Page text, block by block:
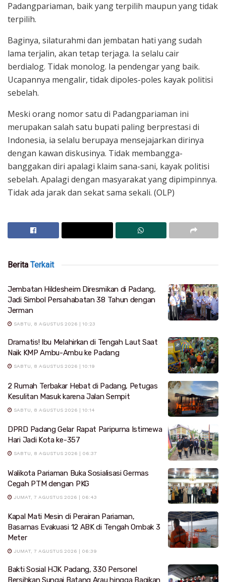
Padangpariaman, baik yang terpilih maupun yang tidak
terpilih.
Baginya, silaturahmi dan jembatan hati yang sudah
lama terjalin, akan tetap terjaga. Ia selalu cair
berdialog. Tidak monolog. Ia pendengar yang baik.
Ucapannya mengalir, tidak dipoles-poles kayak politisi
sebelah.
Meski orang nomor satu di Padangpariaman ini
merupakan salah satu bupati paling berprestasi di
Indonesia, ia selalu berupaya mensejajarkan dirinya
dengan kawan diskusinya. Tidak membangga-
banggakan diri apalagi klaim sana-sani, kayak politisi
sebelah. Apalagi dengan masyarakat yang dipimpinnya.
Tidak ada jarak dan sekat sama sekali. (OLP)
Berita Terkait
Jembatan Hildesheim Diresmikan di Padang,
Jadi Simbol Persahabatan 38 Tahun dengan
Jerman
SABTU, 8 AGUSTUS 2026 | 10:23
Dramatis! Ibu Melahirkan di Tengah Laut Saat
Naik KMP Ambu-Ambu ke Padang
SABTU, 8 AGUSTUS 2026 | 10:19
2 Rumah Terbakar Hebat di Padang, Petugas
Kesulitan Masuk karena Jalan Sempit
SABTU, 8 AGUSTUS 2026 | 10:14
DPRD Padang Gelar Rapat Paripurna Istimewa
Hari Jadi Kota ke-357
SABTU, 8 AGUSTUS 2026 | 06:37
Walikota Pariaman Buka Sosialisasi Germas
Cegah PTM dengan PKG
JUMAT, 7 AGUSTUS 2026 | 06:43
Kapal Mati Mesin di Perairan Pariaman,
Basarnas Evakuasi 12 ABK di Tengah Ombak 3
Meter
JUMAT, 7 AGUSTUS 2026 | 06:39
Bakti Sosial HJK Padang, 330 Personel
Bersihkan Sungai Batang Arau hingga Bagikan